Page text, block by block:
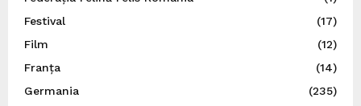
Festival
(17)
Film
(12)
Franța
(14)
Germania
(235)